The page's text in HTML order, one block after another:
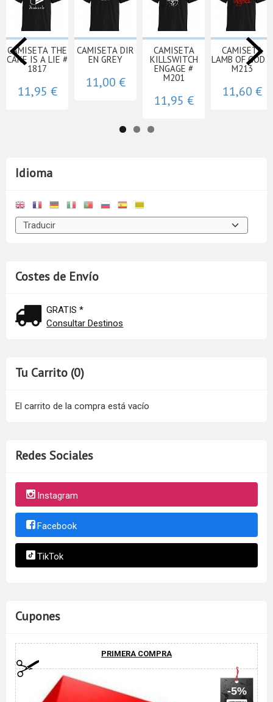
Idioma
Costes de Envío
GRATIS *
Consultar Destinos
Tu Carrito (0)
El carrito de la compra está vacío
Redes Sociales
Instagram
Facebook
TikTok
Cupones
PRIMERA COMPRA
-5%
CAMISETA THE
CAKE IS A LIE #
1817
11,95 €
CAMISETA DIR
EN GREY
11,00 €
CAMISETA
KILLSWITCH
ENGAGE #
M201
11,95 €
CAMISETA
LAMB OF GOD #
M213
11,60 €